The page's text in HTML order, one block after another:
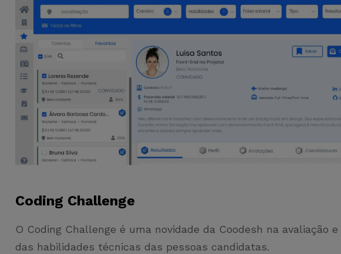
Coding Challenge
O Coding Challenge é uma novidade da Coodesh na avaliação
das habilidades técnicas das pessoas candidatas.